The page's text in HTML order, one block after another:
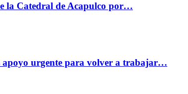
la Catedral de Acapulco por…
apoyo urgente para volver a trabajar…